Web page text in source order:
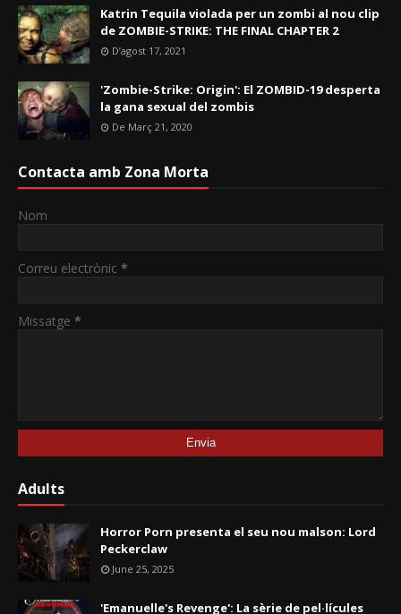
Katrin Tequila violada per un zombi al nou clip
de ZOMBIE-STRIKE: THE FINAL CHAPTER 2
D’agost 17, 2021
'Zombie-Strike: Origin': El ZOMBID-19 desperta
la gana sexual del zombis
De Març 21, 2020
Contacta amb Zona Morta
Nom
Correu electrònic *
Missatge *
Adults
Horror Porn presenta el seu nou malson: Lord
Peckerclaw
June 25, 2025
'Emanuelle's Revenge': La sèrie de pel·lícules